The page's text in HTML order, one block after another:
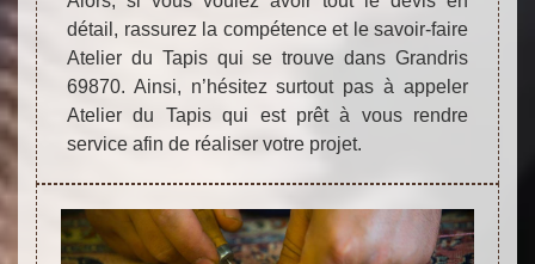
détail, rassurez la compétence et le savoir-faire
Atelier du Tapis qui se trouve dans Grandris
69870. Ainsi, n’hésitez surtout pas à appeler
Atelier du Tapis qui est prêt à vous rendre
service afin de réaliser votre projet.